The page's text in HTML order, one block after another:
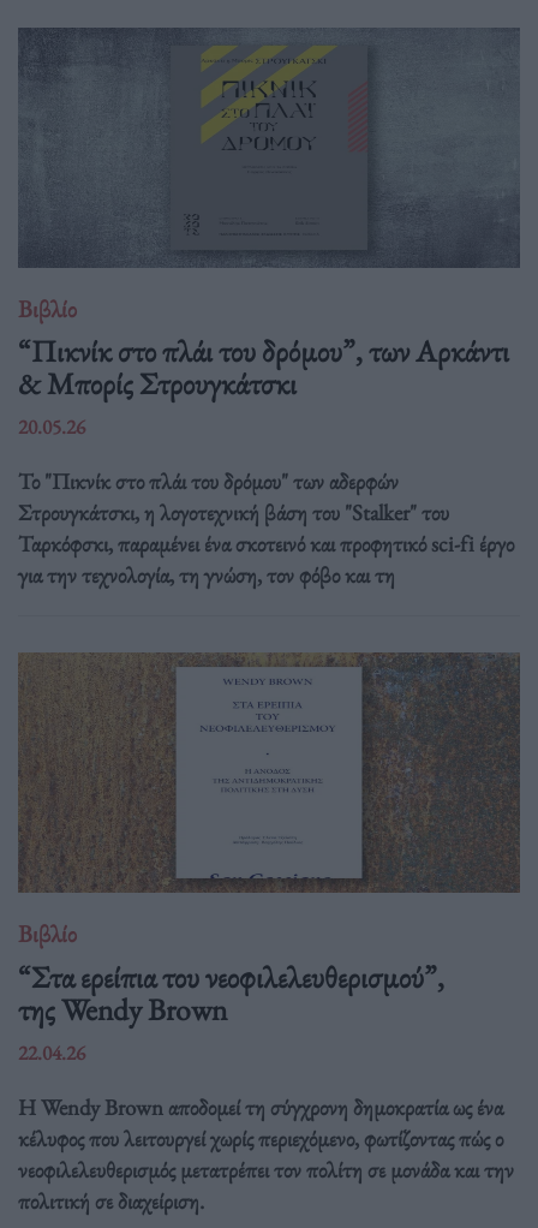
Βιβλίο
“Πικνίκ στο πλάι του δρόμου”, των Αρκάντι
& Μπορίς Στρουγκάτσκι
20.05.26
Το "Πικνίκ στο πλάι του δρόμου" των αδερφών
Στρουγκάτσκι, η λογοτεχνική βάση του "Stalker" του
Ταρκόφσκι, παραμένει ένα σκοτεινό και προφητικό sci-fi έργο
για την τεχνολογία, τη γνώση, τον φόβο και τη
Βιβλίο
“Στα ερείπια του νεοφιλελευθερισμού”,
της Wendy Brown
22.04.26
Η Wendy Brown αποδομεί τη σύγχρονη δημοκρατία ως ένα
κέλυφος που λειτουργεί χωρίς περιεχόμενο, φωτίζοντας πώς ο
νεοφιλελευθερισμός μετατρέπει τον πολίτη σε μονάδα και την
πολιτική σε διαχείριση.